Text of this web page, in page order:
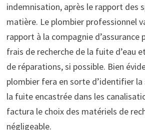
indemnisation, après le rapport des
matière. Le plombier professionnel
rapport à la compagnie d’assurance
frais de recherche de la fuite d’eau
de réparations, si possible. Bien
plombier fera en sorte d’identifier la
la fuite encastrée dans les
factura le choix des matériels de
négligeable.